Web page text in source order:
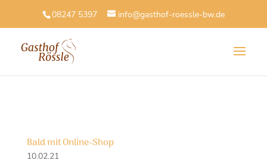
08247 5397 info@gasthof-roessle-bw.de
Bald mit Online-Shop
10.02.21